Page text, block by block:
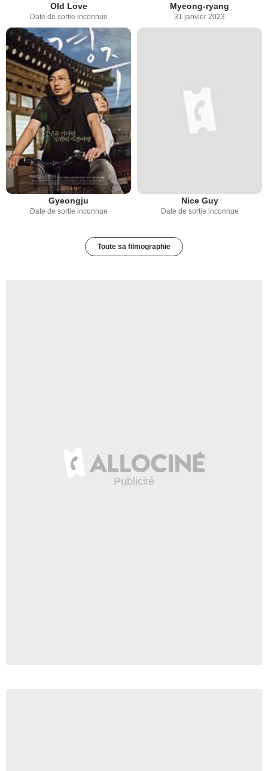
Old Love
Date de sortie inconnue
Myeong-ryang
31 janvier 2023
Gyeongju
Date de sortie inconnue
Nice Guy
Date de sortie inconnue
Toute sa filmographie